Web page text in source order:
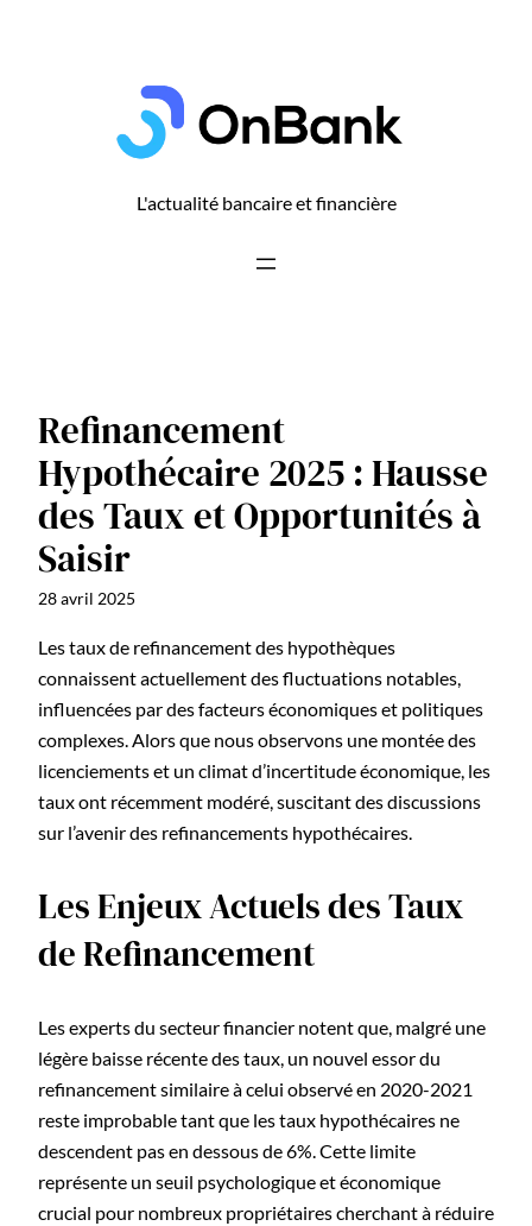
L'actualité bancaire et financière
Refinancement
Hypothécaire 2025 : Hausse
des Taux et Opportunités à
Saisir
28 avril 2025
Les taux de refinancement des hypothèques
connaissent actuellement des fluctuations notables,
influencées par des facteurs économiques et politiques
complexes. Alors que nous observons une montée des
licenciements et un climat d’incertitude économique, les
taux ont récemment modéré, suscitant des discussions
sur l’avenir des refinancements hypothécaires.
Les Enjeux Actuels des Taux
de Refinancement
Les experts du secteur financier notent que, malgré une
légère baisse récente des taux, un nouvel essor du
refinancement similaire à celui observé en 2020-2021
reste improbable tant que les taux hypothécaires ne
descendent pas en dessous de 6%. Cette limite
représente un seuil psychologique et économique
crucial pour nombreux propriétaires cherchant à réduire